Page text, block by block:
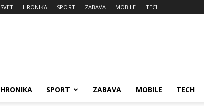
SVET HRONIKA SPORT ZABAVA MOBILE TECH
HRONIKA SPORT ZABAVA MOBILE TECH